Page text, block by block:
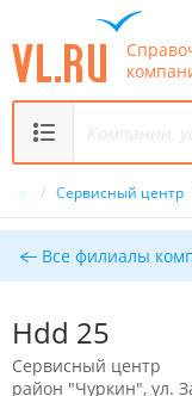
/ Сервисный центр
Все филиалы
Hdd 25
Сервисный центр
район "Чуркин", ул.